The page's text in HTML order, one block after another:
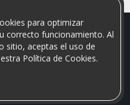
para optimizar
correcto funcionamiento. Al
sitio, aceptas el uso de
Política de Cookies.
con las que buscan una